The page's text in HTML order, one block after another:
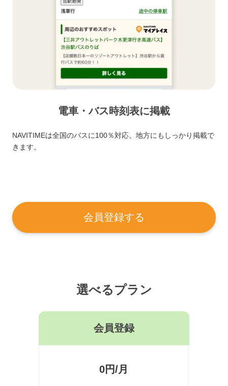
電車・バス時刻表に掲載
NAVITIMEは全国のバスに100％対応。地方にもしっかり掲載で
きます。
会員登録する
選べるプラン
会員登録
0円/月